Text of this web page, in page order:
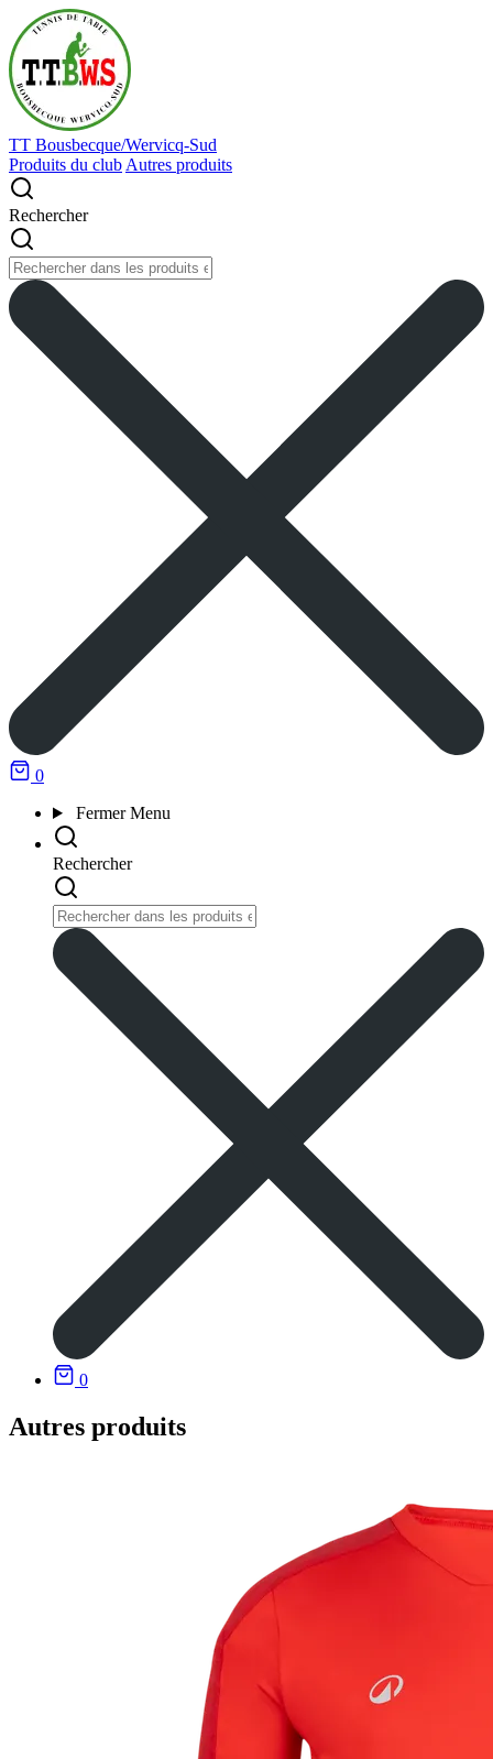
TT Bousbecque/Wervicq-Sud
Produits du club Autres produits
Rechercher
0
Fermer Menu
Rechercher
0
Autres produits